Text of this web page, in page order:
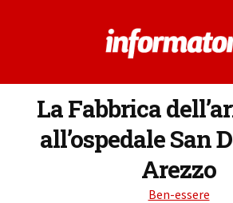
La Fabbrica
all’ospedale San
Arezzo
Ben-essere